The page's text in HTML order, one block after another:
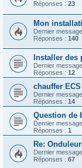
Réponses : 23
Mon
Dernier
Réponses : 140
Installer des
Dernier
Réponses : 12
chauffer
Dernier
Réponses : 14
Question de
Dernier
Réponses : 1
Re:
Dernier
Réponses : 67